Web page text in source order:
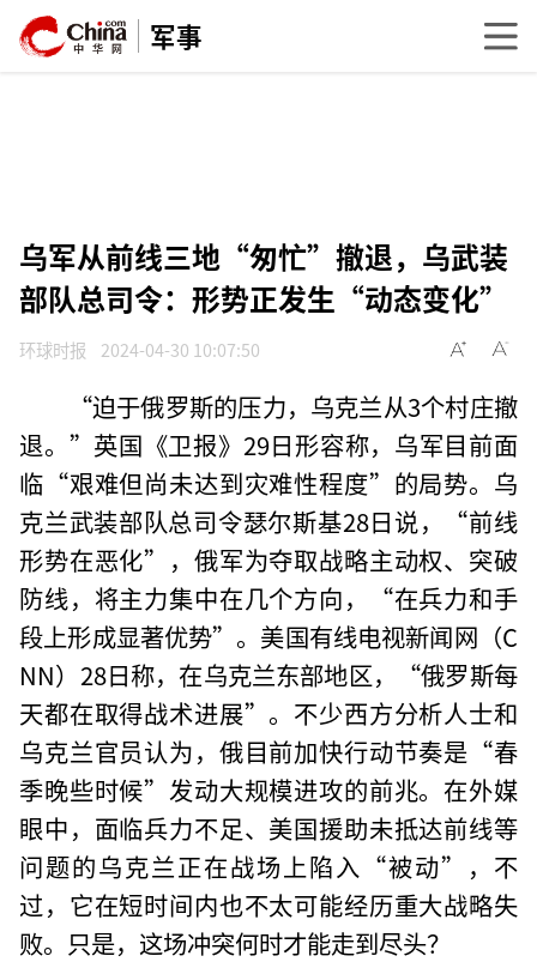
军事
乌军从前线三地“匆忙”撤退，乌武装
部队总司令：形势正发生“动态变化”
环球时报 2024-04-30 10:07:50
“迫于俄罗斯的压力，乌克兰从3个村庄撤
退。”英国《卫报》29日形容称，乌军目前面
临“艰难但尚未达到灾难性程度”的局势。乌
克兰武装部队总司令瑟尔斯基28日说，“前线
形势在恶化”，俄军为夺取战略主动权、突破
防线，将主力集中在几个方向，“在兵力和手
段上形成显著优势”。美国有线电视新闻网（C
NN）28日称，在乌克兰东部地区，“俄罗斯每
天都在取得战术进展”。不少西方分析人士和
乌克兰官员认为，俄目前加快行动节奏是“春
季晚些时候”发动大规模进攻的前兆。在外媒
眼中，面临兵力不足、美国援助未抵达前线等
问题的乌克兰正在战场上陷入“被动”，不
过，它在短时间内也不太可能经历重大战略失
败。只是，这场冲突何时才能走到尽头？